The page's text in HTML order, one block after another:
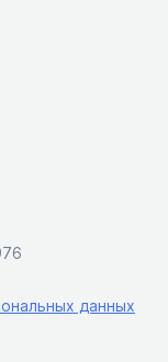
данных